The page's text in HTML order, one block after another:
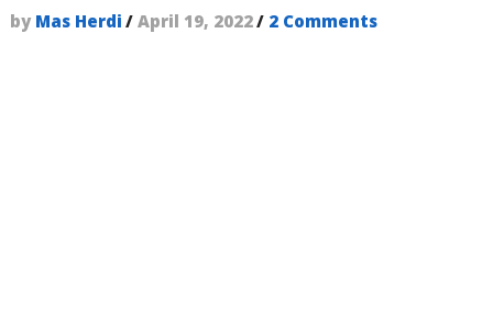
by Mas Herdi / April 19, 2022/ 2 Comments